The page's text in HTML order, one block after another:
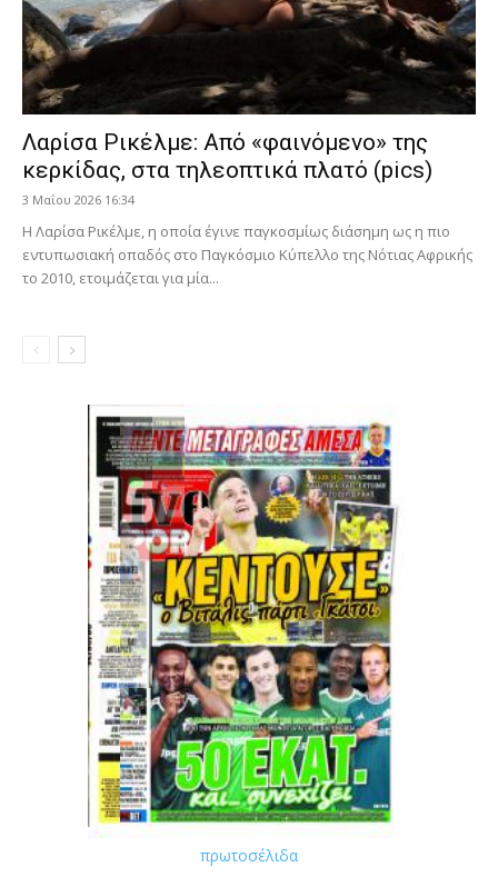
Λαρίσα Ρικέλμε: Από «φαινόμενο» της
κερκίδας, στα τηλεοπτικά πλατό (pics)
3 Μαΐου 2026 16:34
Η Λαρίσα Ρικέλμε, η οποία έγινε παγκοσμίως διάσημη ως η πιο
εντυπωσιακή οπαδός στο Παγκόσμιο Κύπελλο της Νότιας Αφρικής
το 2010, ετοιμάζεται για μία...
πρωτοσέλιδα